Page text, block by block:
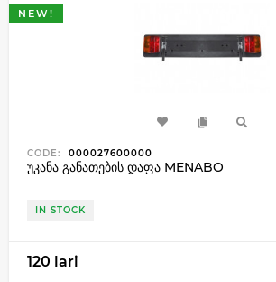
NEW!
CODE: 000027600000
უკანა განათების დაფა MENABO
IN STOCK
120 lari